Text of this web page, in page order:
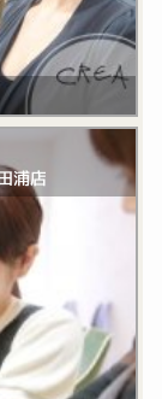
浦店